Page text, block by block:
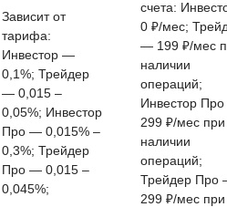
Зависит от
тарифа:
Инвестор —
0,1%; Трейдер
— 0,015 –
0,05%; Инвестор
Про — 0,015% –
0,3%; Трейдер
Про — 0,015 –
0,045%;
счета:
0 ₽/мес;
— 199 ₽/мес
наличии
операций;
Инвестор
299 ₽/мес при
наличии
операций;
Трейдер Про
299 ₽/мес при